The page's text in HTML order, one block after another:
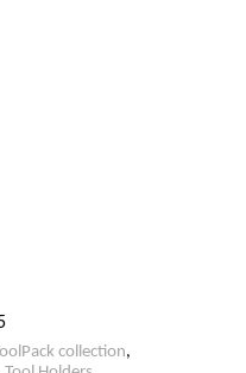
collection,